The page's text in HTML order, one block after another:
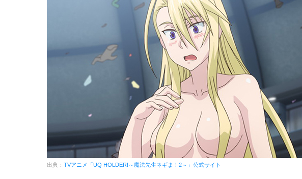
出典： TVアニメ「UQ HOLDER!～魔法先生ネギま！2～」公式サイト